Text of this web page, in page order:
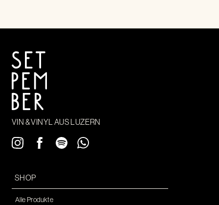
VIN & VINYL AUS LUZERN
SHOP
Alle Produkte